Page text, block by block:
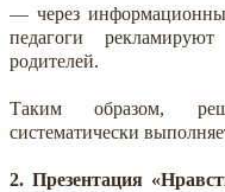
— через
педагоги
родителей.
Таким образом,
систематически
2. Презентация